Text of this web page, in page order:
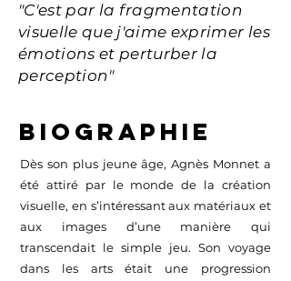
"C'est par la fragmentation
visuelle que j'aime exprimer les
émotions et perturber la
perception"
Biographie
Dès son plus jeune âge, Agnès Monnet a
été attiré par le monde de la création
visuelle, en s’intéressant aux matériaux et
aux images d’une manière qui
transcendait le simple jeu. Son voyage
dans les arts était une progression